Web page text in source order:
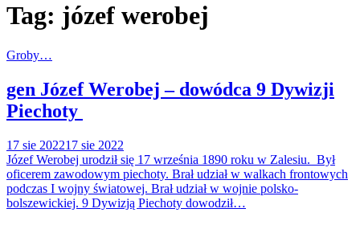
Tag: józef werobej
Groby…
gen Józef Werobej – dowódca 9 Dywizji
Piechoty
17 sie 202217 sie 2022
Józef Werobej urodził się 17 września 1890 roku w Zalesiu. Był
oficerem zawodowym piechoty. Brał udział w walkach frontowych
podczas I wojny światowej. Brał udział w wojnie polsko-
bolszewickiej. 9 Dywizją Piechoty dowodził…